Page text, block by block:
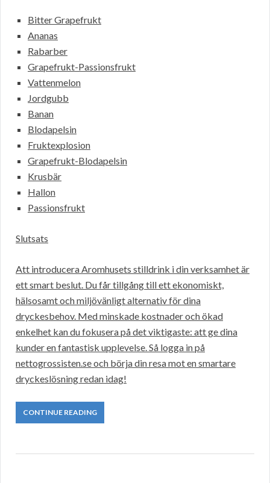
Bitter Grapefrukt
Ananas
Rabarber
Grapefrukt-Passionsfrukt
Vattenmelon
Jordgubb
Banan
Blodapelsin
Fruktexplosion
Grapefrukt-Blodapelsin
Krusbär
Hallon
Passionsfrukt
Slutsats
Att introducera Aromhusets stilldrink i din verksamhet är
ett smart beslut. Du får tillgång till ett ekonomiskt,
hälsosamt och miljövänligt alternativ för dina
dryckesbehov. Med minskade kostnader och ökad
enkelhet kan du fokusera på det viktigaste: att ge dina
kunder en fantastisk upplevelse. Så logga in på
nettogrossisten.se och börja din resa mot en smartare
dryckeslösning redan idag!
CONTINUE READING